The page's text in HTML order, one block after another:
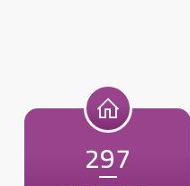
297